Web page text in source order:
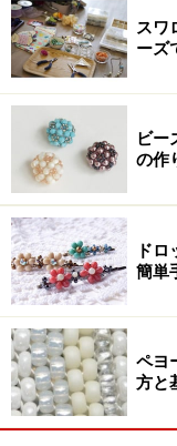
スワ
ーズ
ビー
の作
ド
簡単
ペヨ
方と